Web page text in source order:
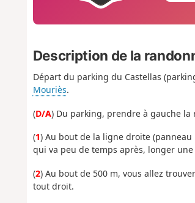
Description de la
Départ du parking du Castellas
Mouriès.
(D/A) Du parking, prendre à gauche la
(1) Au bout de la ligne droite (panneau
qui va peu de temps après, longer
(2) Au bout de 500 m, vous allez
tout droit.